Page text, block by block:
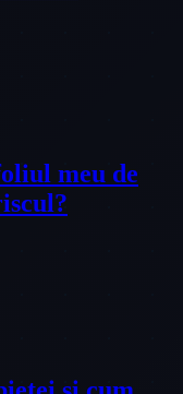
meu de